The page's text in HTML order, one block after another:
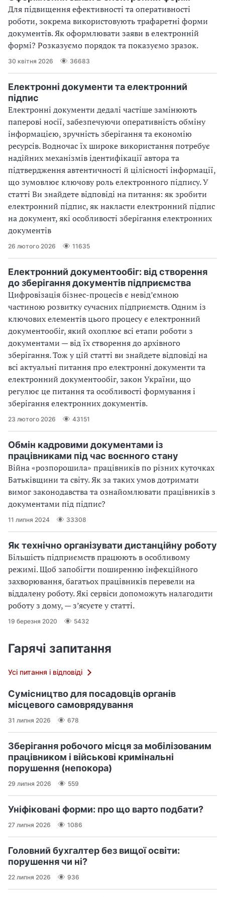
Для підвищення ефективності та оперативності
роботи, зокрема використовують трафаретні форми
документів. Як оформлювати заяви в електронній
формі? Розказуємо порядок та показуємо зразок.
30 квітня 2026 36683
Електронні документи та електронний
підпис
Електронні документи дедалі частіше замінюють
паперові носії, забезпечуючи оперативність обміну
інформацією, зручність зберігання та економію
ресурсів. Водночас їх широке використання потребує
надійних механізмів ідентифікації автора та
підтвердження автентичності й цілісності інформації,
що зумовлює ключову роль електронного підпису. У
статті Ви знайдете відповіді на питання: як зробити
електронний підпис, як накласти електронний підпис
на документ, які особливості зберігання електронних
документів
26 лютого 2026 11635
Електронний документообіг: від створення
до зберігання документів підприємства
Цифровізація бізнес-процесів є невід’ємною
частиною розвитку сучасних підприємств. Одним із
ключових елементів цього процесу є електронний
документообіг, який охоплює всі етапи роботи з
документами — від їх створення до архівного
зберігання. Тож у цій статті ви знайдете відповіді на
всі актуальні питання про електронні документи та
електронний документообіг, закон України, що
регулює це питання та особливості формування і
зберігання електронних документів.
23 лютого 2026 43151
Обмін кадровими документами із
працівниками під час воєнного стану
Війна «розпорошила» працівників по різних куточках
Батьківщини та світу. Як за таких умов дотримати
вимог законодавства та ознайомлювати працівників з
документами під підпис?
11 липня 2024 33308
Як технічно організувати дистанційну роботу
Більшість підприємств працюють в особливому
режимі. Щоб запобігти поширенню інфекційного
захворювання, багатьох працівників перевели на
віддалену роботу. Які сервіси допоможуть налагодити
роботу з дому, — з’ясуєте у статті.
19 березня 2020 5432
Гарячі запитання
Усі питання і відповіді
Сумісництво для посадовців органів
місцевого самоврядування
31 липня 2026 678
Зберігання робочого місця за мобілізованим
працівником і військові кримінальні
порушення (непокора)
29 липня 2026 559
Уніфіковані форми: про що варто подбати?
27 липня 2026 1086
Головний бухгалтер без вищої освіти:
порушення чи ні?
22 липня 2026 936